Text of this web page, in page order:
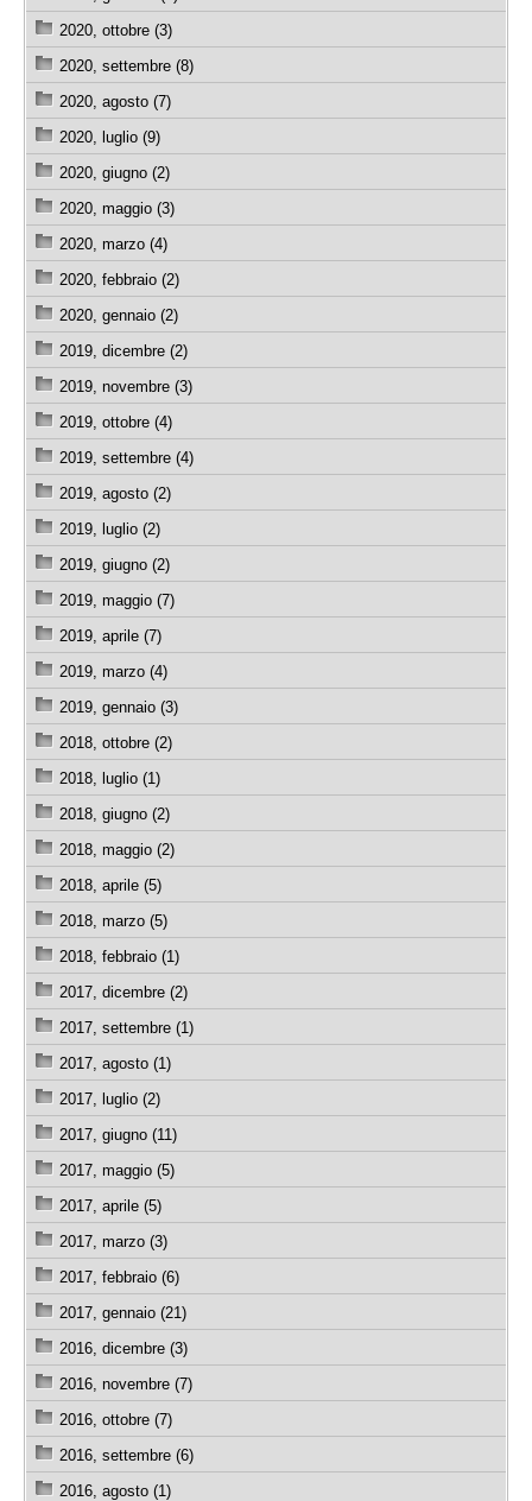
2020, ottobre (3)
2020, settembre (8)
2020, agosto (7)
2020, luglio (9)
2020, giugno (2)
2020, maggio (3)
2020, marzo (4)
2020, febbraio (2)
2020, gennaio (2)
2019, dicembre (2)
2019, novembre (3)
2019, ottobre (4)
2019, settembre (4)
2019, agosto (2)
2019, luglio (2)
2019, giugno (2)
2019, maggio (7)
2019, aprile (7)
2019, marzo (4)
2019, gennaio (3)
2018, ottobre (2)
2018, luglio (1)
2018, giugno (2)
2018, maggio (2)
2018, aprile (5)
2018, marzo (5)
2018, febbraio (1)
2017, dicembre (2)
2017, settembre (1)
2017, agosto (1)
2017, luglio (2)
2017, giugno (11)
2017, maggio (5)
2017, aprile (5)
2017, marzo (3)
2017, febbraio (6)
2017, gennaio (21)
2016, dicembre (3)
2016, novembre (7)
2016, ottobre (7)
2016, settembre (6)
2016, agosto (1)